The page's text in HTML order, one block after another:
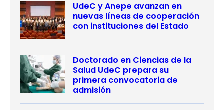
UdeC y Anepe avanzan en
nuevas líneas de cooperación
con instituciones del Estado
Doctorado en Ciencias de la
Salud UdeC prepara su
primera convocatoria de
admisión